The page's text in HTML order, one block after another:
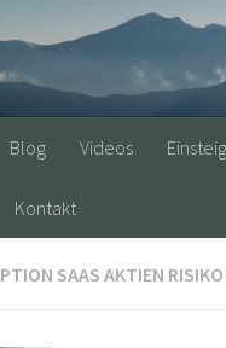
Blog Videos
Kontakt
SAAS AKTIEN RISIKO